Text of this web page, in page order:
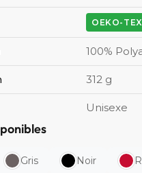
OEKO-
100%
312 g
Unisexe
Gris Noir